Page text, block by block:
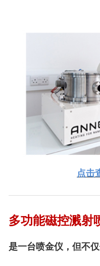
点击
多功能磁控溅
是一台喷金仪，但不
Evonetix团队与新
曼彻斯特城市大学（
DR. JUSTYNA KULCZYK对
再生能源的创新技术方案。为
流和射频电源以及共沉积功能
沟通和技术支持都留下了深刻